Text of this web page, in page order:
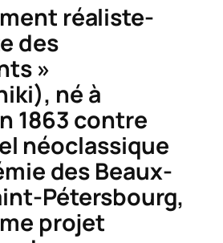
réaliste-
des
»
), né à
1863 contre
néoclassique
des Beaux-
Pétersbourg,
projet